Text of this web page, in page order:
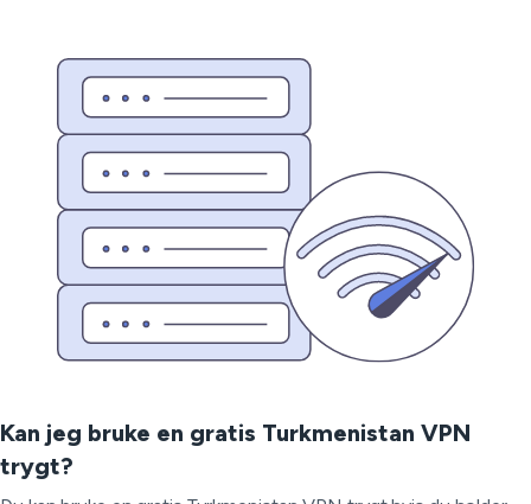
Kan jeg bruke en gratis Turkmenistan VPN
trygt?